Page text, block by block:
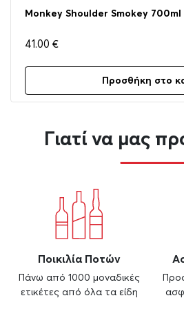
Monkey Shoulder Smokey 700ml
41.00 €
Προσθήκη στο
Γιατί να μας
Ποικιλία Ποτών
Πάνω από 1000 μοναδικές
ετικέτες από όλα τα είδη